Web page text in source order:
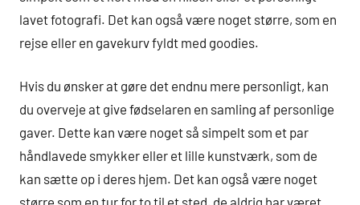
lavet fotografi. Det kan også være noget større, som en
rejse eller en gavekurv fyldt med goodies.
Hvis du ønsker at gøre det endnu mere personligt, kan
du overveje at give fødselaren en samling af personlige
gaver. Dette kan være noget så simpelt som et par
håndlavede smykker eller et lille kunstværk, som de
kan sætte op i deres hjem. Det kan også være noget
større som en tur for to til et sted, de aldrig har været